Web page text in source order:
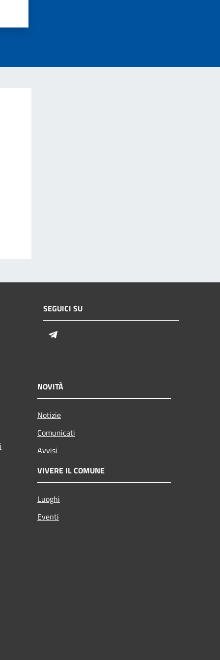
SEGUICI SU
NOVITÀ
Notizie
Comunicati
Avvisi
VIVERE IL COMUNE
Luoghi
Eventi